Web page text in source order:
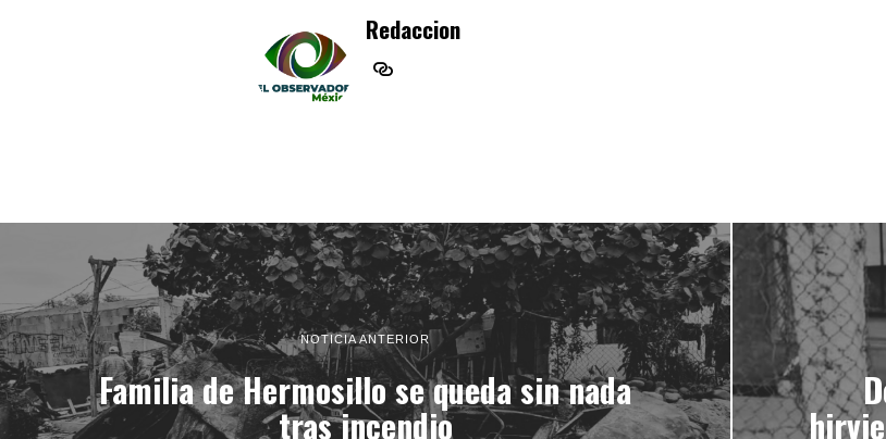
Redaccion
NOTICIA ANTERIOR
Familia de Hermosillo se queda sin nada
tras incendio